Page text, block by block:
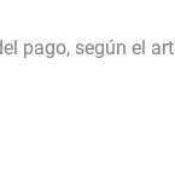
pago, según el